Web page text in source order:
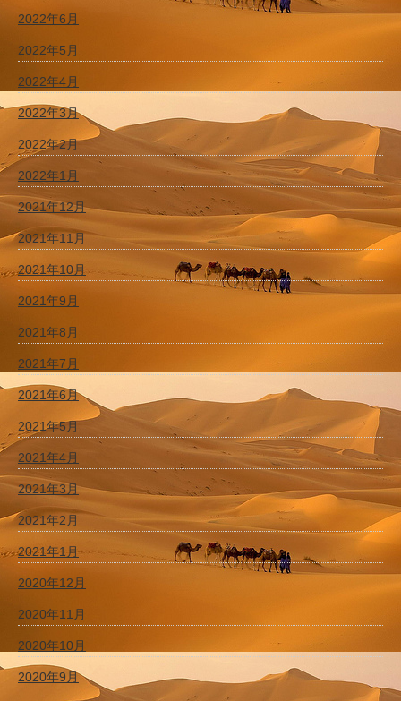
2022年6月
2022年5月
2022年4月
2022年3月
2022年2月
2022年1月
2021年12月
2021年11月
2021年10月
2021年9月
2021年8月
2021年7月
2021年6月
2021年5月
2021年4月
2021年3月
2021年2月
2021年1月
2020年12月
2020年11月
2020年10月
2020年9月